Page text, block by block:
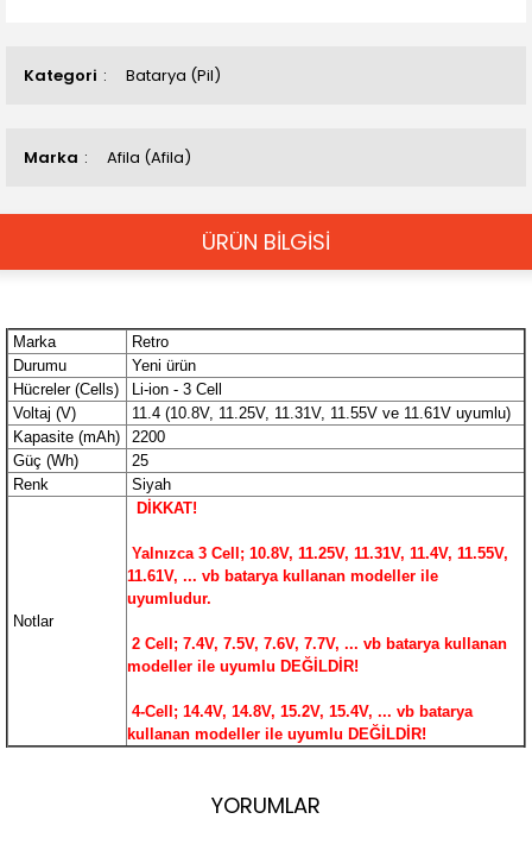
Kategori Batarya (Pil)
Marka Afila (Afila)
ÜRÜN BİLGİSİ
Marka
Retro
Durumu
Yeni ürün
Hücreler (Cells)
Li-ion - 3 Cell
Voltaj (V)
11.4 (10.8V, 11.25V, 11.31V, 11.55V ve 11.61V uyumlu)
Kapasite (mAh)
2200
Güç (Wh)
25
Renk
Siyah
Notlar
DİKKAT!
Yalnızca 3 Cell; 10.8V, 11.25V, 11.31V, 11.4V, 11.55V,
11.61V, ... vb batarya kullanan modeller ile
uyumludur.
2 Cell; 7.4V, 7.5V, 7.6V, 7.7V, ... vb batarya kullanan
modeller ile uyumlu DEĞİLDİR!
4-Cell; 14.4V, 14.8V, 15.2V, 15.4V, ... vb batarya
kullanan modeller ile uyumlu DEĞİLDİR!
YORUMLAR